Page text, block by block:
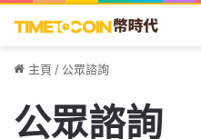
主頁 / 公眾諮詢
公眾諮詢